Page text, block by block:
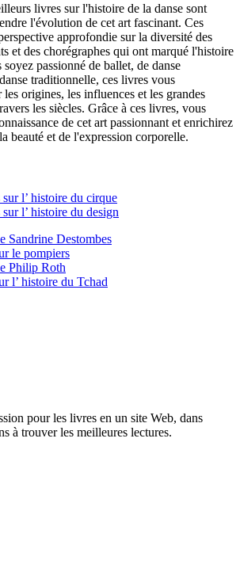
livres sur l'histoire de la danse sont
l'évolution de cet art fascinant. Ces
approfondie sur la diversité des
et des chorégraphes qui ont marqué l'histoire
passionné de ballet, de danse
traditionnelle, ces livres vous
origines, les influences et les grandes
les siècles. Grâce à ces livres, vous
de cet art passionnant et enrichirez
beauté et de l'expression corporelle.
l’ histoire du cirque
l’ histoire du design
Sandrine Destombes
le pompiers
Philip Roth
l’ histoire du Tchad
pour les livres en un site Web, dans
à trouver les meilleures lectures.